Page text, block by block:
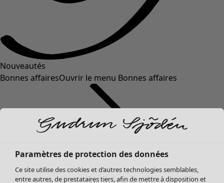
Nouveautés
Bonnes affairesOuvrir le menu Bonnes affaires
Paramètres de protection des données
Ce site utilise des cookies et d’autres technologies semblables,
entre autres, de prestataires tiers, afin de mettre à disposition et